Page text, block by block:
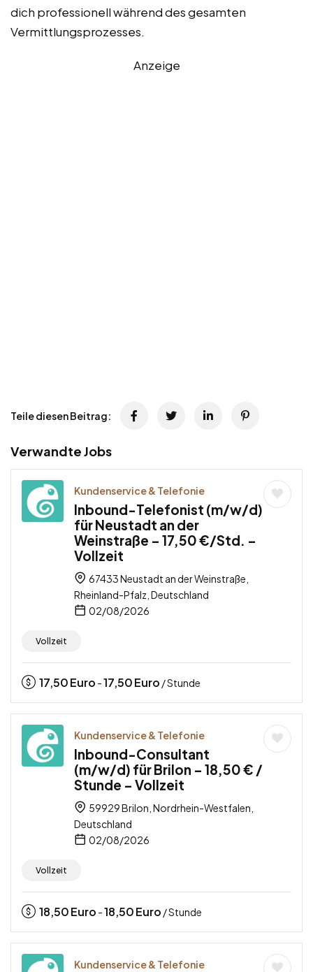
dich professionell während des gesamten
Vermittlungsprozesses.
Anzeige
Teile diesen Beitrag:
Verwandte Jobs
Kundenservice & Telefonie
Inbound-Telefonist (m/w/d)
für Neustadt an der
Weinstraße – 17,50 €/Std. –
Vollzeit
67433 Neustadt an der Weinstraße,
Rheinland-Pfalz, Deutschland
02/08/2026
Vollzeit
17,50Euro -17,50Euro / Stunde
Kundenservice & Telefonie
Inbound-Consultant
(m/w/d) für Brilon – 18,50 € /
Stunde – Vollzeit
59929 Brilon, Nordrhein-Westfalen,
Deutschland
02/08/2026
Vollzeit
18,50Euro -18,50Euro / Stunde
Kundenservice & Telefonie